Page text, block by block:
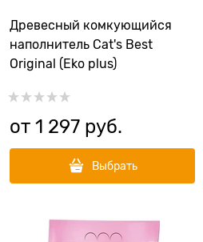
Древесный комкующийся
наполнитель Cat's Best
Original (Eko plus)
от 1 297 руб.
Выбрать